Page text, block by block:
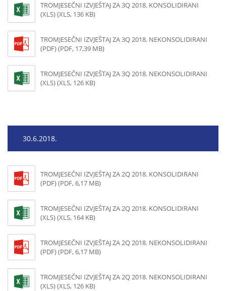
TROMJESEČNI IZVJEŠTAJ ZA 3Q 2018. KONSOLIDIRANI
(XLS) (XLS, 136 KB)
TROMJESEČNI IZVJEŠTAJ ZA 3Q 2018. NEKONSOLIDIRANI
(PDF) (PDF, 17,39 MB)
TROMJESEČNI IZVJEŠTAJ ZA 3Q 2018. NEKONSOLIDIRANI
(XLS) (XLS, 126 KB)
30.6.2018.
TROMJESEČNI IZVJEŠTAJ ZA 2Q 2018. KONSOLIDIRANI
(PDF) (PDF, 6,17 MB)
TROMJESEČNI IZVJEŠTAJ ZA 2Q 2018. KONSOLIDIRANI
(XLS) (XLS, 164 KB)
TROMJESEČNI IZVJEŠTAJ ZA 2Q 2018. NEKONSOLIDIRANI
(PDF) (PDF, 6,17 MB)
TROMJESEČNI IZVJEŠTAJ ZA 2Q 2018. NEKONSOLIDIRANI
(XLS) (XLS, 126 KB)